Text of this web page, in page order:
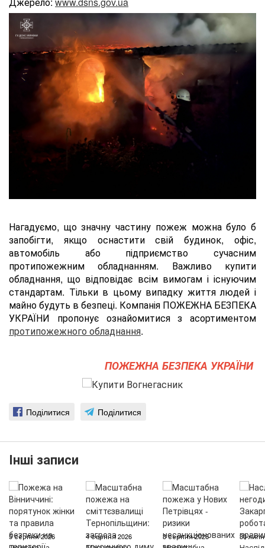
Нагадуємо, що значну частину пожеж можна було б
запобігти, якщо оснастити свій будинок, офіс,
автомобіль або підприємство сучасним
протипожежним обладнанням. Важливо купити
обладнання, що відповідає всім вимогам і існуючим
стандартам. Тільки в цьому випадку життя людей і
майно будуть в безпеці. Компанія ПОЖЕЖНА БЕЗПЕКА
УКРАЇНИ пропонує ознайомитися з асортиментом
протипожежного обладнання.
ПОЖЕЖНА БЕЗПЕКА УКРАЇНИ
Поділитися Поділитися
Інші записи
5 серпня 2026 4 серпня 2026 3 серпня 2026 30